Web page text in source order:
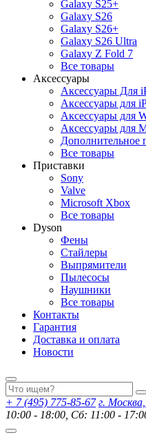
Galaxy S25+
Galaxy S26
Galaxy S26+
Galaxy S26 Ultra
Galaxy Z Fold 7
Все товары
Аксессуары
Аксессуары Для
Аксессуары для
Аксессуары для
Аксессуары для
Дополнительное
Все товары
Приставки
Sony
Valve
Microsoft Xbox
Все товары
Dyson
Фены
Стайлеры
Выпрямители
Пылесосы
Наушники
Все товары
Контакты
Гарантия
Доставка и оплата
Новости
+ 7 (495) 775-85-67 г.
10:00 - 18:00, Сб: 11:00 -